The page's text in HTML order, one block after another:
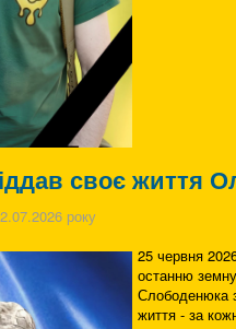
своє життя
року
25 червня
останню
Слободенюка
життя - за